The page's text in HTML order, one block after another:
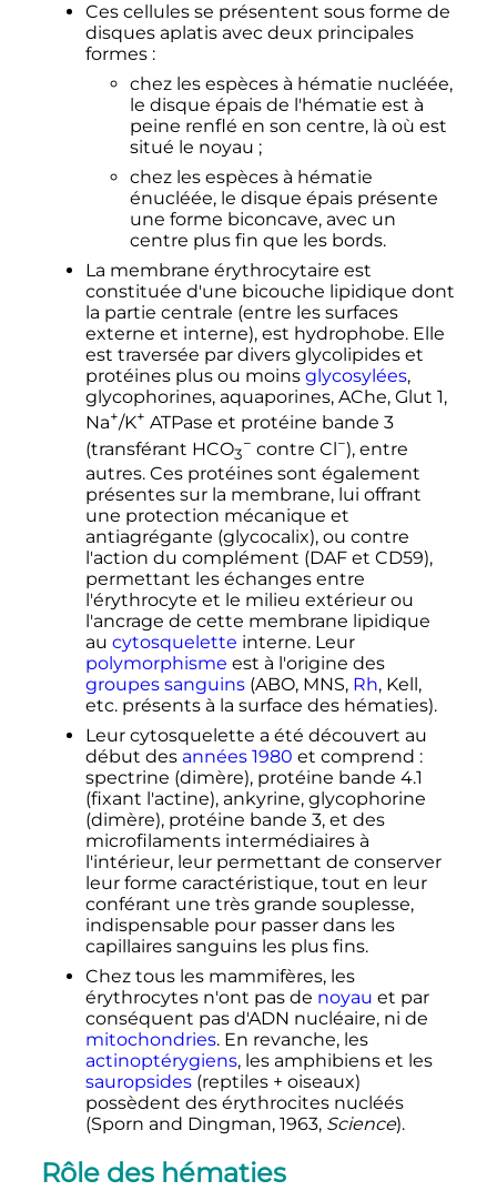
Ces cellules se présentent sous forme de
disques aplatis avec deux principales
formes :
chez les espèces à hématie nucléée,
le disque épais de l'hématie est à
peine renflé en son centre, là où est
situé le noyau ;
chez les espèces à hématie
énucléée, le disque épais présente
une forme biconcave, avec un
centre plus fin que les bords.
La membrane érythrocytaire est
constituée d'une bicouche lipidique dont
la partie centrale (entre les surfaces
externe et interne), est hydrophobe. Elle
est traversée par divers glycolipides et
protéines plus ou moins glycosylées,
glycophorines, aquaporines, AChe, Glut 1,
Na+/K+ ATPase et protéine bande 3
(transférant HCO3
− contre Cl−), entre
autres. Ces protéines sont également
présentes sur la membrane, lui offrant
une protection mécanique et
antiagrégante (glycocalix), ou contre
l'action du complément (DAF et CD59),
permettant les échanges entre
l'érythrocyte et le milieu extérieur ou
l'ancrage de cette membrane lipidique
au cytosquelette interne. Leur
polymorphisme est à l'origine des
groupes sanguins(ABO, MNS, Rh, Kell,
etc.présents à la surface des hématies).
Leur cytosquelette a été découvert au
début des années 1980 et comprend :
spectrine (dimère), protéine bande 4.1
(fixant l'actine), ankyrine, glycophorine
(dimère), protéine bande 3, et des
microfilaments intermédiaires à
l'intérieur, leur permettant de conserver
leur forme caractéristique, tout en leur
conférant une très grande souplesse,
indispensable pour passer dans les
capillaires sanguins les plus fins.
Chez tous les mammifères, les
érythrocytes n'ont pas de noyau et par
conséquent pas d'ADN nucléaire, ni de
mitochondries. En revanche, les
actinoptérygiens, les amphibiens et les
sauropsides(reptiles + oiseaux)
possèdent des érythrocites nucléés
(Sporn and Dingman, 1963, Science).
Rôle des hématies